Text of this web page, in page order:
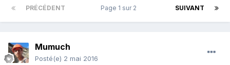
PRÉCÉDENT SUIVANT
Page 1 sur 2
Mumuch
Posté(e) 2 mai 2016